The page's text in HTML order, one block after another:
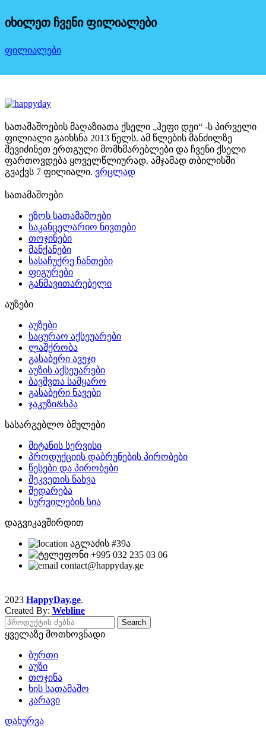
იხილეთ ჩვენი ფილიალები
ფილიალები
სათამაშოების მაღაზიათა ქსელი „ჰეფი დეი“ -ს პირველი
ფილიალი გაიხსნა 2013 წელს. ამ წლების მანძილზე
შევიძინეთ ერთგული მომხმარებლები და ჩვენი ქსელი
ფართოვდება ყოველწლიურად. ამჯამად თბილისში
გვაქვს 7 ფილიალი. ვრცლად
სათამაშოები
ეზოს სათამაშოები
საკანცელარიო ნივთები
თოჯინები
მანქანები
სასაჩუქრე ჩანთები
ფიგურები
განმავითარებელი
აუზები
აუზები
საცურაო აქსეუარები
ლაშქრობა
გასაბერი ავეჯი
აუზის აქსეუარები
ბავშვთა სამყარო
გასაბერი ნავები
ჯაკუზი&სპა
სასარგებლო ბმულები
მიტანის სერვისი
პროდუქციის დაბრუნების პირობები
წესები და პირობები
შეკვეთის ნახვა
შედარება
სურვილების სია
დაგვიკავშირდით
აგლაძის #39ა
+995 032 235 03 06
contact@happyday.ge
2023 HappyDay.ge.
Created By: Webline
Search
ყველაზე მოთხოვნადი
ბურთი
აუზი
თოჯინა
ხის სათამაშო
კარავი
დახურვა